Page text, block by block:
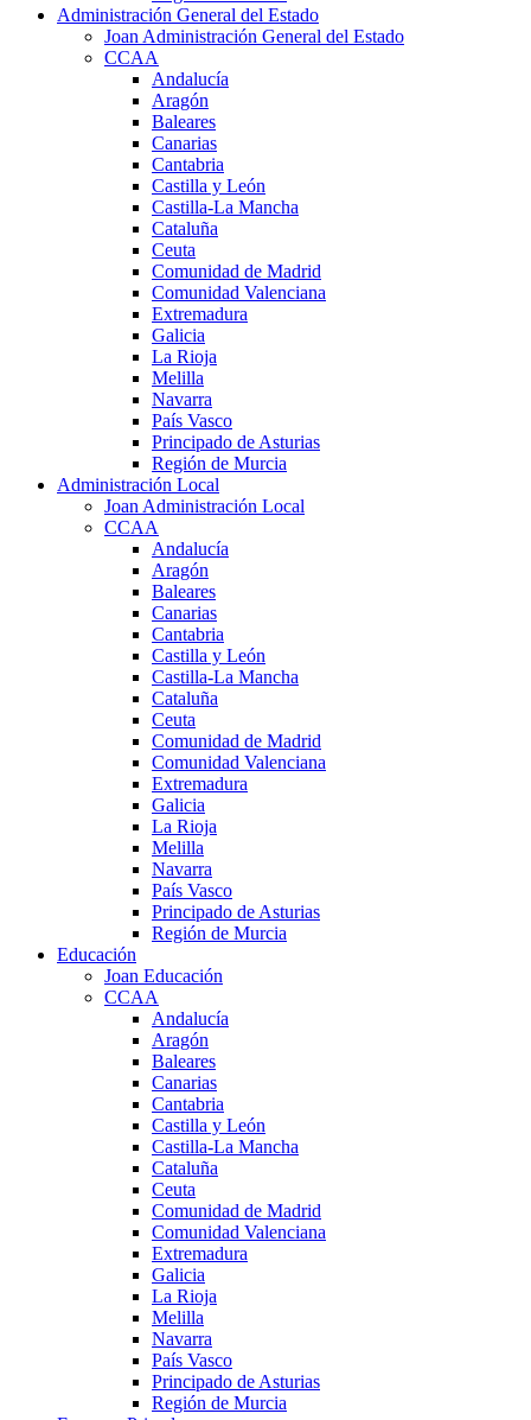
Administración General del Estado
Joan Administración General del Estado
CCAA
Andalucía
Aragón
Baleares
Canarias
Cantabria
Castilla y León
Castilla-La Mancha
Cataluña
Ceuta
Comunidad de Madrid
Comunidad Valenciana
Extremadura
Galicia
La Rioja
Melilla
Navarra
País Vasco
Principado de Asturias
Región de Murcia
Administración Local
Joan Administración Local
CCAA
Andalucía
Aragón
Baleares
Canarias
Cantabria
Castilla y León
Castilla-La Mancha
Cataluña
Ceuta
Comunidad de Madrid
Comunidad Valenciana
Extremadura
Galicia
La Rioja
Melilla
Navarra
País Vasco
Principado de Asturias
Región de Murcia
Educación
Joan Educación
CCAA
Andalucía
Aragón
Baleares
Canarias
Cantabria
Castilla y León
Castilla-La Mancha
Cataluña
Ceuta
Comunidad de Madrid
Comunidad Valenciana
Extremadura
Galicia
La Rioja
Melilla
Navarra
País Vasco
Principado de Asturias
Región de Murcia